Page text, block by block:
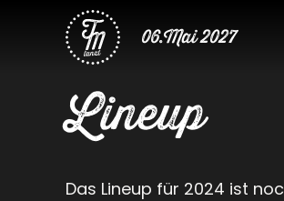
06.Mai 2027
Lineup
Das Lineup für 2024 ist